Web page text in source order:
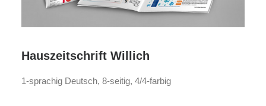
Hauszeitschrift Willich
1-sprachig Deutsch, 8-seitig, 4/4-farbig